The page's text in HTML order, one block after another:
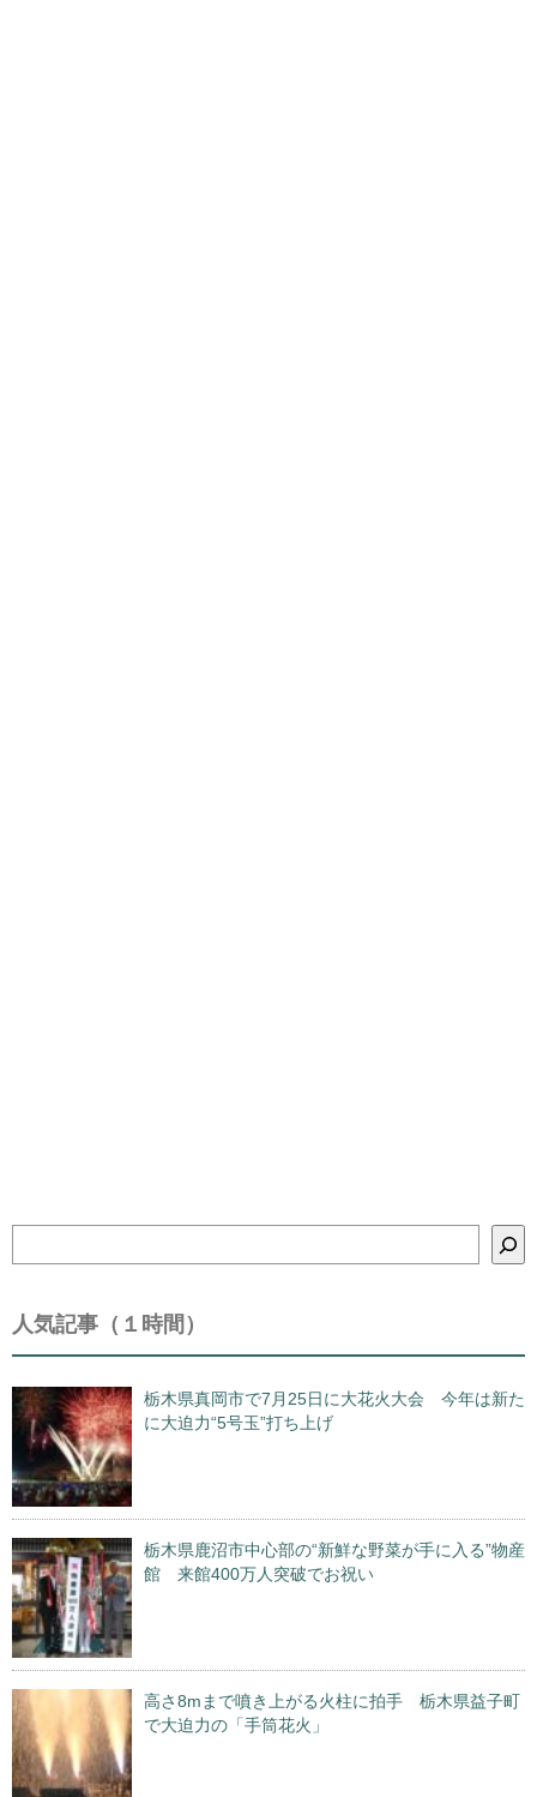
索
人気記事（１時間）
栃木県真岡市で7月25日に大花火大会 今年は新た
に大迫力“5号玉”打ち上げ
栃木県鹿沼市中心部の“新鮮な野菜が手に入る”物産
館 来館400万人突破でお祝い
高さ8mまで噴き上がる火柱に拍手 栃木県益子町
で大迫力の「手筒花火」